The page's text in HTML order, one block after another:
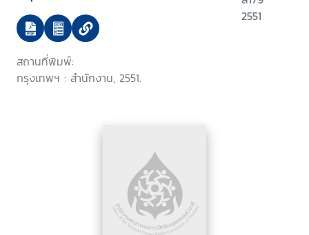
กรรมการสิทธิมนุษยชนแห่งชาติ
(กสม.)
สถานที่พิมพ์:
กรุงเทพฯ : สำนักงาน, 2551.
2551